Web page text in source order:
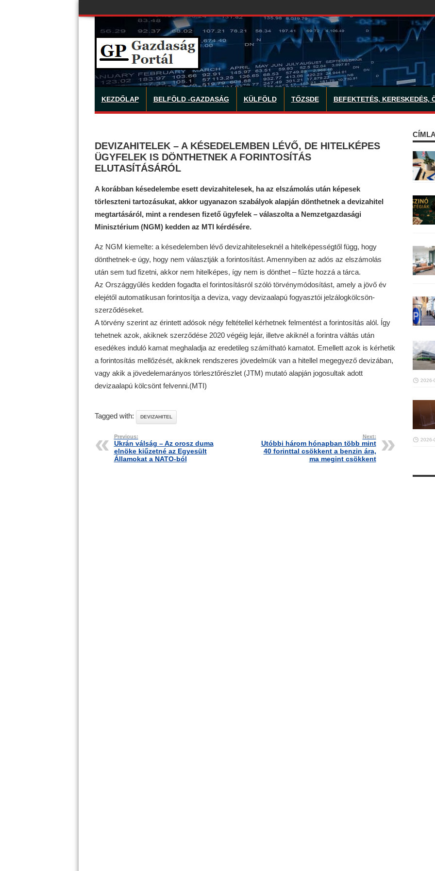
KEZDŐLAP BELFÖLD -GAZDASÁG KÜLFÖLD TŐZSDE BEFEKTETÉS, KERESKEDÉS,
DEVIZAHITELEK – A KÉSEDELEMBEN LÉVŐ, DE HITELKÉPES
ÜGYFELEK IS DÖNTHETNEK A FORINTOSÍTÁS
ELUTASÍTÁSÁRÓL
A korábban késedelembe esett devizahitelesek, ha az elszámolás után képesek
törleszteni tartozásukat, akkor ugyanazon szabályok alapján dönthetnek a devizahitel
megtartásáról, mint a rendesen fizető ügyfelek – válaszolta a Nemzetgazdasági
Minisztérium (NGM) kedden az MTI kérdésére.
Az NGM kiemelte: a késedelemben lévő devizahiteleseknél a hitelképességtől függ, hogy
dönthetnek-e úgy, hogy nem választják a forintosítást. Amennyiben az adós az elszámolás
után sem tud fizetni, akkor nem hitelképes, így nem is dönthet – fűzte hozzá a tárca.
Az Országgyűlés kedden fogadta el forintosításról szóló törvénymódosítást, amely a jövő év
elejétől automatikusan forintosítja a deviza, vagy devizaalapú fogyasztói jelzálogkölcsön-
szerződéseket.
A törvény szerint az érintett adósok négy feltétellel kérhetnek felmentést a forintosítás alól. Így
tehetnek azok, akiknek szerződése 2020 végéig lejár, illetve akiknél a forintra váltás után
esedékes induló kamat meghaladja az eredetileg számítható kamatot. Emellett azok is kérhetik
a forintosítás mellőzését, akiknek rendszeres jövedelmük van a hitellel megegyező devizában,
vagy akik a jövedelemarányos törlesztőrészlet (JTM) mutató alapján jogosultak adott
devizaalapú kölcsönt felvenni.(MTI)
Tagged with: DEVIZAHITEL
Previous:
Ukrán válság – Az orosz duma
elnöke kiűzetné az Egyesült
Államokat a NATO-ból
Next:
Utóbbi három hónapban több mint
40 forinttal csökkent a benzin ára,
ma megint csökkent
2026-
2026-